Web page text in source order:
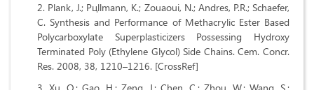
Plank, J.; Pцllmann, K.; Zouaoui, N.; Andres, P.R.; Schaefer,
C. Synthesis and Performance of Methacrylic Ester Based
Polycarboxylate Superplasticizers Possessing Hydroxy
Terminated Poly (Ethylene Glycol) Side Chains. Cem. Concr.
Res. 2008, 38, 1210–1216. [CrossRef]